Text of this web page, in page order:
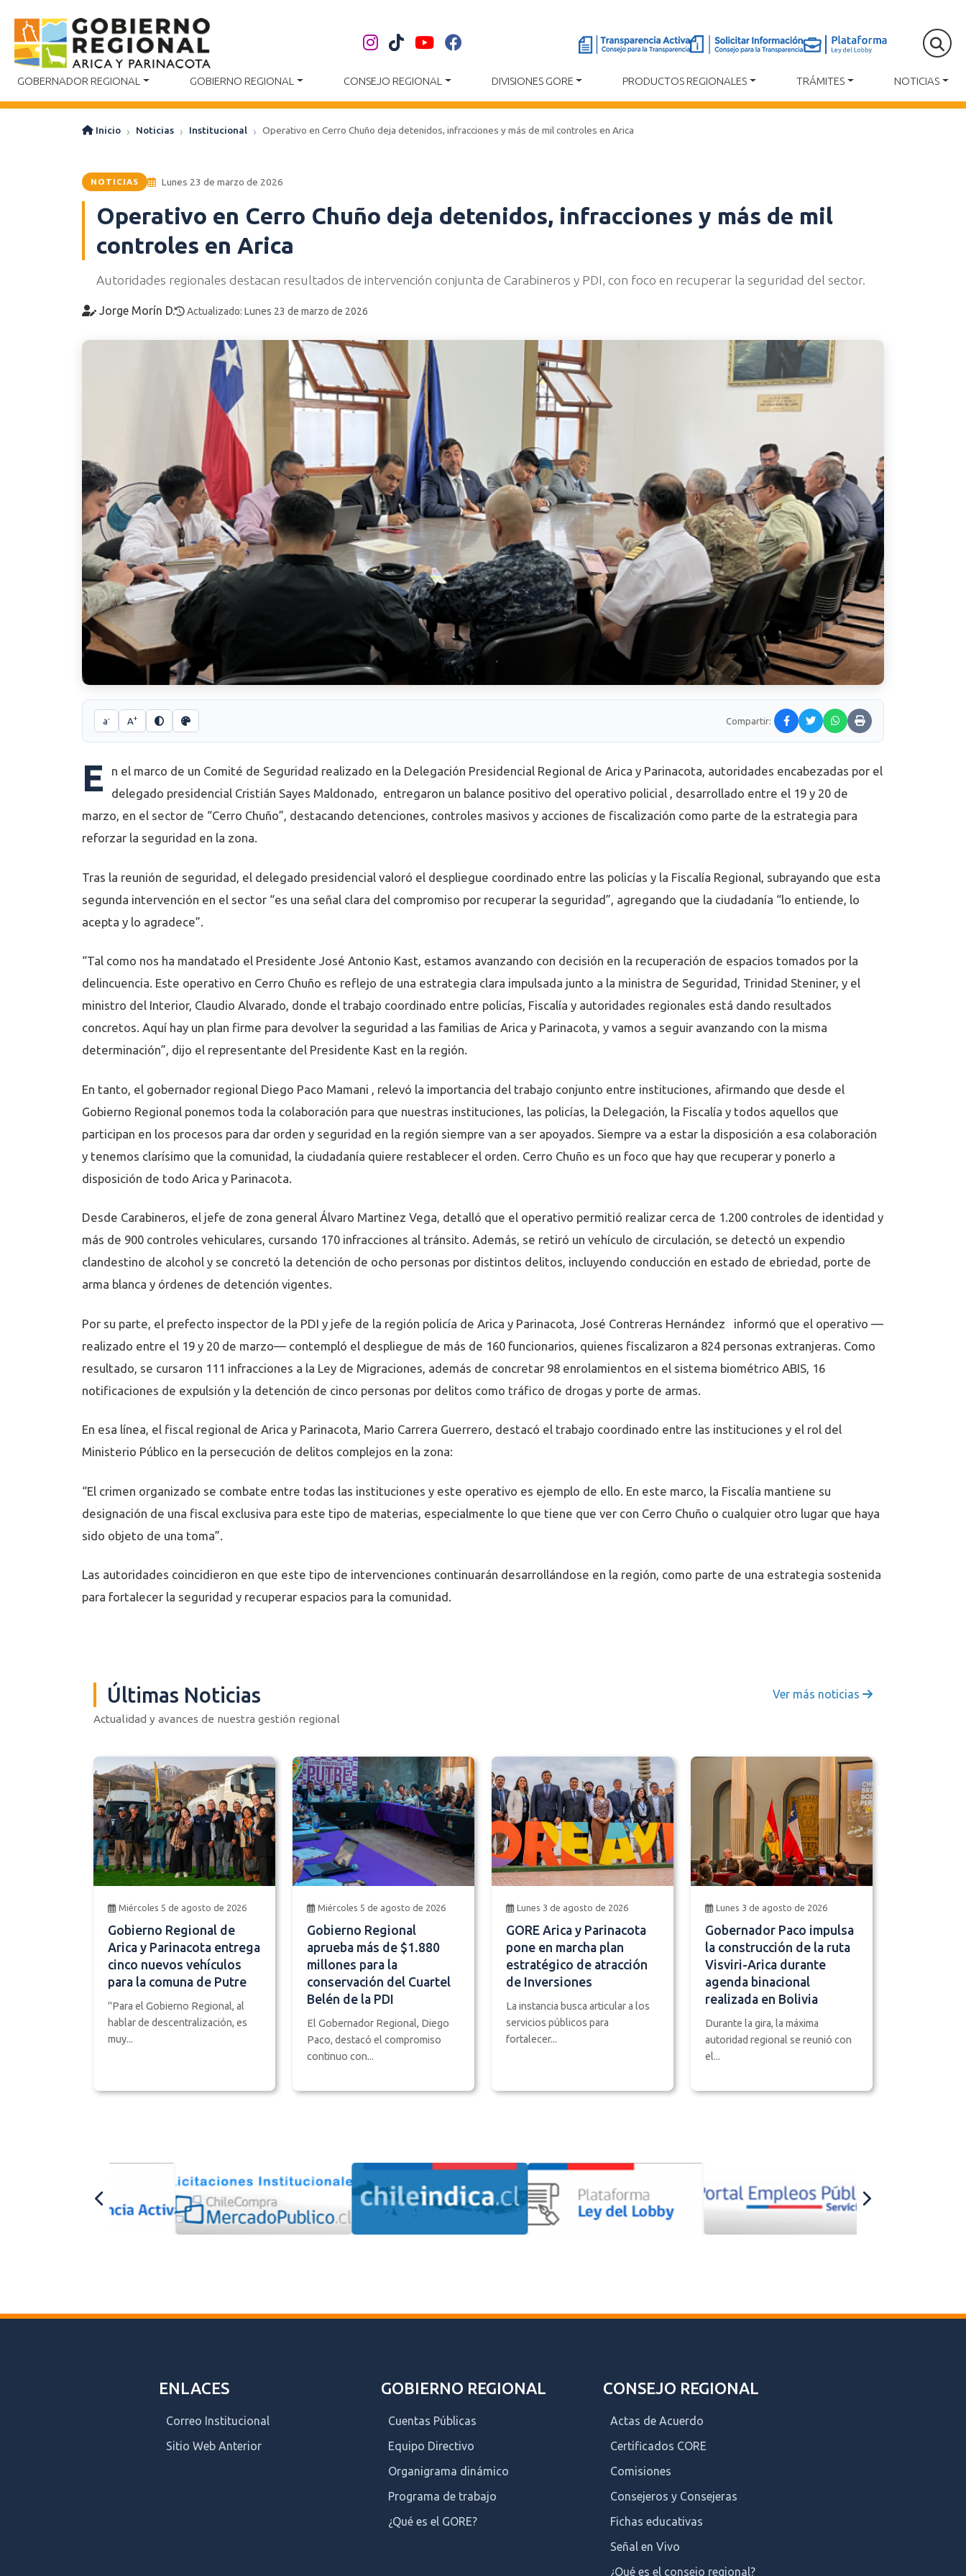
GOBERNADOR REGIONAL GOBIERNO REGIONAL CONSEJO REGIONAL DIVISIONES GORE PRODUCTOS REGIONALES TRÁMITES NOTICIAS
Inicio Noticias Institucional Operativo en Cerro Chuño deja detenidos, infracciones y más de mil controles en Arica
NOTICIAS Lunes 23 de marzo de 2026
Operativo en Cerro Chuño deja detenidos, infracciones y más de mil
controles en Arica
Autoridades regionales destacan resultados de intervención conjunta de Carabineros y PDI, con foco en recuperar la seguridad del sector.
Jorge Morín D. Actualizado: Lunes 23 de marzo de 2026
a- A+ Compartir:
E
n el marco de un Comité de Seguridad realizado en la Delegación Presidencial Regional de Arica y Parinacota, autoridades encabezadas por el
delegado presidencial Cristián Sayes Maldonado, entregaron un balance positivo del operativo policial , desarrollado entre el 19 y 20 de
marzo, en el sector de “Cerro Chuño”, destacando detenciones, controles masivos y acciones de fiscalización como parte de la estrategia para
reforzar la seguridad en la zona.
Tras la reunión de seguridad, el delegado presidencial valoró el despliegue coordinado entre las policías y la Fiscalía Regional, subrayando que esta
segunda intervención en el sector “es una señal clara del compromiso por recuperar la seguridad”, agregando que la ciudadanía “lo entiende, lo
acepta y lo agradece”.
“Tal como nos ha mandatado el Presidente José Antonio Kast, estamos avanzando con decisión en la recuperación de espacios tomados por la
delincuencia. Este operativo en Cerro Chuño es reflejo de una estrategia clara impulsada junto a la ministra de Seguridad, Trinidad Steniner, y el
ministro del Interior, Claudio Alvarado, donde el trabajo coordinado entre policías, Fiscalía y autoridades regionales está dando resultados
concretos. Aquí hay un plan firme para devolver la seguridad a las familias de Arica y Parinacota, y vamos a seguir avanzando con la misma
determinación”, dijo el representante del Presidente Kast en la región.
En tanto, el gobernador regional Diego Paco Mamani , relevó la importancia del trabajo conjunto entre instituciones, afirmando que desde el
Gobierno Regional ponemos toda la colaboración para que nuestras instituciones, las policías, la Delegación, la Fiscalía y todos aquellos que
participan en los procesos para dar orden y seguridad en la región siempre van a ser apoyados. Siempre va a estar la disposición a esa colaboración
y tenemos clarísimo que la comunidad, la ciudadanía quiere restablecer el orden. Cerro Chuño es un foco que hay que recuperar y ponerlo a
disposición de todo Arica y Parinacota.
Desde Carabineros, el jefe de zona general Álvaro Martinez Vega, detalló que el operativo permitió realizar cerca de 1.200 controles de identidad y
más de 900 controles vehiculares, cursando 170 infracciones al tránsito. Además, se retiró un vehículo de circulación, se detectó un expendio
clandestino de alcohol y se concretó la detención de ocho personas por distintos delitos, incluyendo conducción en estado de ebriedad, porte de
arma blanca y órdenes de detención vigentes.
Por su parte, el prefecto inspector de la PDI y jefe de la región policía de Arica y Parinacota, José Contreras Hernández informó que el operativo —
realizado entre el 19 y 20 de marzo— contempló el despliegue de más de 160 funcionarios, quienes fiscalizaron a 824 personas extranjeras. Como
resultado, se cursaron 111 infracciones a la Ley de Migraciones, además de concretar 98 enrolamientos en el sistema biométrico ABIS, 16
notificaciones de expulsión y la detención de cinco personas por delitos como tráfico de drogas y porte de armas.
En esa línea, el fiscal regional de Arica y Parinacota, Mario Carrera Guerrero, destacó el trabajo coordinado entre las instituciones y el rol del
Ministerio Público en la persecución de delitos complejos en la zona:
“El crimen organizado se combate entre todas las instituciones y este operativo es ejemplo de ello. En este marco, la Fiscalía mantiene su
designación de una fiscal exclusiva para este tipo de materias, especialmente lo que tiene que ver con Cerro Chuño o cualquier otro lugar que haya
sido objeto de una toma”.
Las autoridades coincidieron en que este tipo de intervenciones continuarán desarrollándose en la región, como parte de una estrategia sostenida
para fortalecer la seguridad y recuperar espacios para la comunidad.
Últimas Noticias Ver más noticias
Actualidad y avances de nuestra gestión regional
Miércoles 5 de agosto de 2026
Gobierno Regional de
Arica y Parinacota entrega
cinco nuevos vehículos
para la comuna de Putre
"Para el Gobierno Regional, al
hablar de descentralización, es
muy...
Miércoles 5 de agosto de 2026
Gobierno Regional
aprueba más de $1.880
millones para la
conservación del Cuartel
Belén de la PDI
El Gobernador Regional, Diego
Paco, destacó el compromiso
continuo con...
Lunes 3 de agosto de 2026
GORE Arica y Parinacota
pone en marcha plan
estratégico de atracción
de Inversiones
La instancia busca articular a los
servicios públicos para
fortalecer...
Lunes 3 de agosto de 2026
Gobernador Paco impulsa
la construcción de la ruta
Visviri-Arica durante
agenda binacional
realizada en Bolivia
Durante la gira, la máxima
autoridad regional se reunió con
el...
ENLACES
Correo Institucional
Sitio Web Anterior
GOBIERNO REGIONAL
Cuentas Públicas
Equipo Directivo
Organigrama dinámico
Programa de trabajo
¿Qué es el GORE?
CONSEJO REGIONAL
Actas de Acuerdo
Certificados CORE
Comisiones
Consejeros y Consejeras
Fichas educativas
Señal en Vivo
¿Qué es el consejo regional?